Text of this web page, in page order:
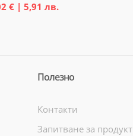
€ | 5,91 лв.
Полезно
Контакти
Запитване за продукт